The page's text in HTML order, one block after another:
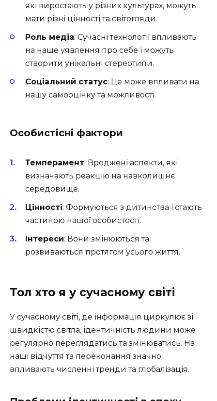
які виростають у різних культурах, можуть
мати різні цінності та світогляди.
Роль медіа: Сучасні технології впливають
на наше уявлення про себе і можуть
створити унікальні стереотипи.
Соціальний статус: Це може впливати на
нашу самооцінку та можливості.
Особистісні фактори
Темперамент: Вроджені аспекти, які
визначають реакцію на навколишнє
середовище.
Цінності: Формуються з дитинства і стають
частиною нашої особистості.
Інтереси: Вони змінюються та
розвиваються протягом усього життя.
Тол хто я у сучасному світі
У сучасному світі, де інформація циркулює зі
швидкістю світла, ідентичність людини може
регулярно переглядатись та змінюватись. На
наші відчуття та переконання значно
впливають численні тренди та глобалізація.